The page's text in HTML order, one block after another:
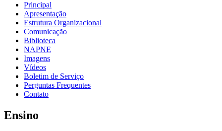
Principal
Apresentação
Estrutura Organizacional
Comunicação
Biblioteca
NAPNE
Imagens
Vídeos
Boletim de Serviço
Perguntas Frequentes
Contato
Ensino